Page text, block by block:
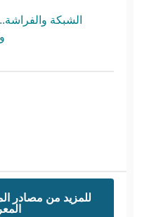
الشبكة
للمزيد من مصادر